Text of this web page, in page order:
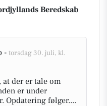
Beredskab
- torsdag 30. juli, kl.
at der er tale om
er under
Opdatering følger....